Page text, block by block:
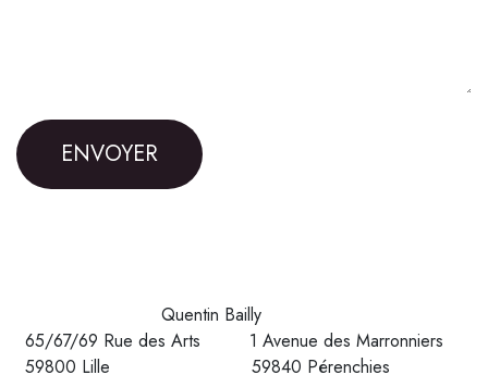
ENVOYER​
Quentin Bailly
65/67/69 Rue des Arts 1 Avenue des Marronniers
59800 Lille 59840 Pérenchies